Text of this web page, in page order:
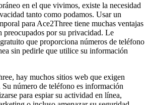
en el que vivimos, existe la necesidad
tanto como podamos. Usar un
para Ace2Three tiene muchas ventajas
preocupados por su privacidad. Le
que proporciona números de teléfono
sin pedirle que utilice su información
hay muchos sitios web que exigen
número de teléfono es información
para espiar su actividad en línea,